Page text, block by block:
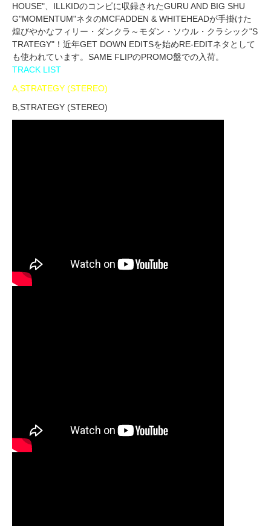
HOUSE"、ILLKIDのコンピに収録されたGURU AND BIG SHU
G"MOMENTUM"ネタのMCFADDEN & WHITEHEADが手掛けた
煌びやかなフィリー・ダンクラ～モダン・ソウル・クラシック"S
TRATEGY"！近年GET DOWN EDITSを始めRE-EDITネタとして
も使われています。SAME FLIPのPROMO盤での入荷。
TRACK LIST
A,STRATEGY (STEREO)
B,STRATEGY (STEREO)